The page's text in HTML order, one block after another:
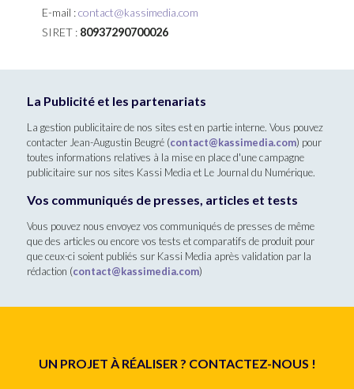
E-mail :contact@kassimedia.com
SIRET : 80937290700026
La Publicité et les partenariats
La gestion publicitaire de nos sites est en partie interne. Vous pouvez
contacter Jean-Augustin Beugré (contact@kassimedia.com) pour
toutes informations relatives à la mise en place d'une campagne
publicitaire sur nos sites Kassi Media et Le Journal du Numérique.
Vos communiqués de presses, articles et tests
Vous pouvez nous envoyez vos communiqués de presses de même
que des articles ou encore vos tests et comparatifs de produit pour
que ceux-ci soient publiés sur Kassi Media après validation par la
rédaction (contact@kassimedia.com)
UN PROJET À RÉALISER ? CONTACTEZ-NOUS !